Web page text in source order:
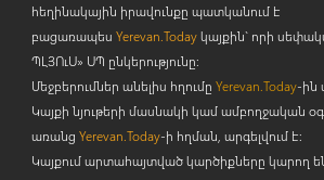
հեղինակային իրավունքը պատկանում է
բացառապես Yerevan.Todayկայքին` որի
ՊԼՅՈւՍ» ՍՊ ընկերությունը։
Մեջբերումներ անելիս հղումը Yerevan.Today-ին
Կայքի նյութերի մասնակի կամ ամբողջական
առանց Yerevan.Today-ի հղման, արգելվում է:
Կայքում արտահայտված կարծիքները կարող